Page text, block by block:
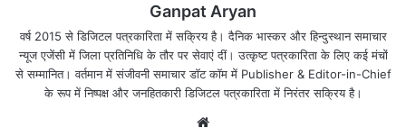
Ganpat Aryan
वर्ष 2015 से डिजिटल पत्रकारिता में सक्रिय है। दैनिक भास्कर और हिन्दुस्थान समाचार
न्यूज एजेंसी में जिला प्रतिनिधि के तौर पर सेवाएं दीं। उत्कृष्ट पत्रकारिता के लिए कई मंचों
से सम्मानित। वर्तमान में संजीवनी समाचार डॉट कॉम में Publisher & Editor-in-Chief
के रूप में निष्पक्ष और जनहितकारी डिजिटल पत्रकारिता में निरंतर सक्रिय है।